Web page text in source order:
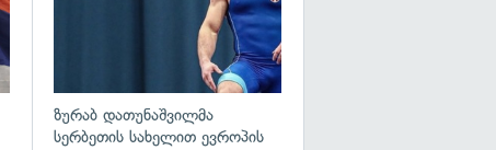
ზურაბ დათუნაშვილმა
სერბეთის სახელით ევროპის